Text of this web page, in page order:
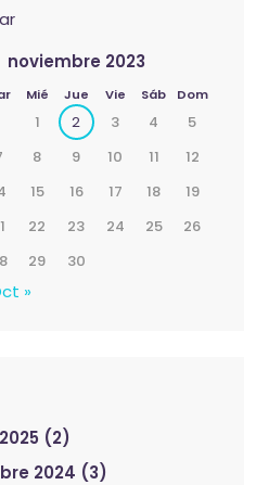
noviembre 2023
Mié Jue Vie Sáb Dom
1 2 3 4
5
8 9 10 11
12
15 16 17 18
19
22 23 24 25
26
29 30
»
(2)
2024 (3)